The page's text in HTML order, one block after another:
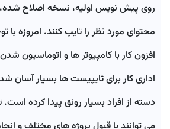
فریلنسرها پروژه ها
روی پیش نویس اولیه، نسخه اصلاح
محتوای مورد نظر را تایپ کنند. امروزه با
افزون کار با کامپیوتر ها و اتوماسیون
اداری کار برای تایپیست ها بسیار آسان
دسته از افراد بسیار رونق پیدا کرده